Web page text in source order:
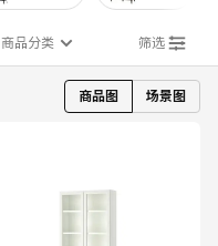
商品分类 筛选
商品图 场景图